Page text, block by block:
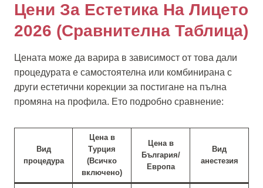
Цени За Естетика На Лицето
2026 (Сравнителна Таблица)
Цената може да варира в зависимост от това дали
процедурата е самостоятелна или комбинирана с
други естетични корекции за постигане на пълна
промяна на профила. Ето подробно сравнение:
Вид
процедура
Цена в
Турция
(Всичко
включено)
Цена в
България/
Европа
Вид
анестезия